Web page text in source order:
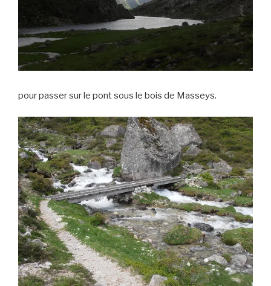
pour passer sur le pont sous le bois de Masseys.